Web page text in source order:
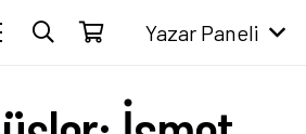
Yazar Paneli